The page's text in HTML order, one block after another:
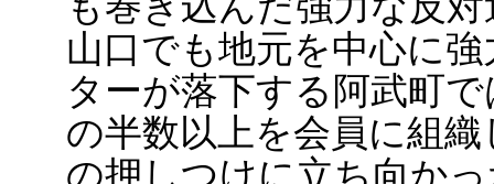
山口でも地元を中心に
ターが落下する阿武町
の半数以上を会員に組
の押しつけに立ち向か